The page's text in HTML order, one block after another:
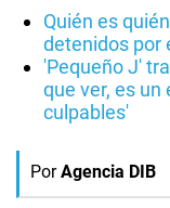
Quién es
detenidos por
'Pequeño J'
que ver, es
culpables'
Por Agencia DIB